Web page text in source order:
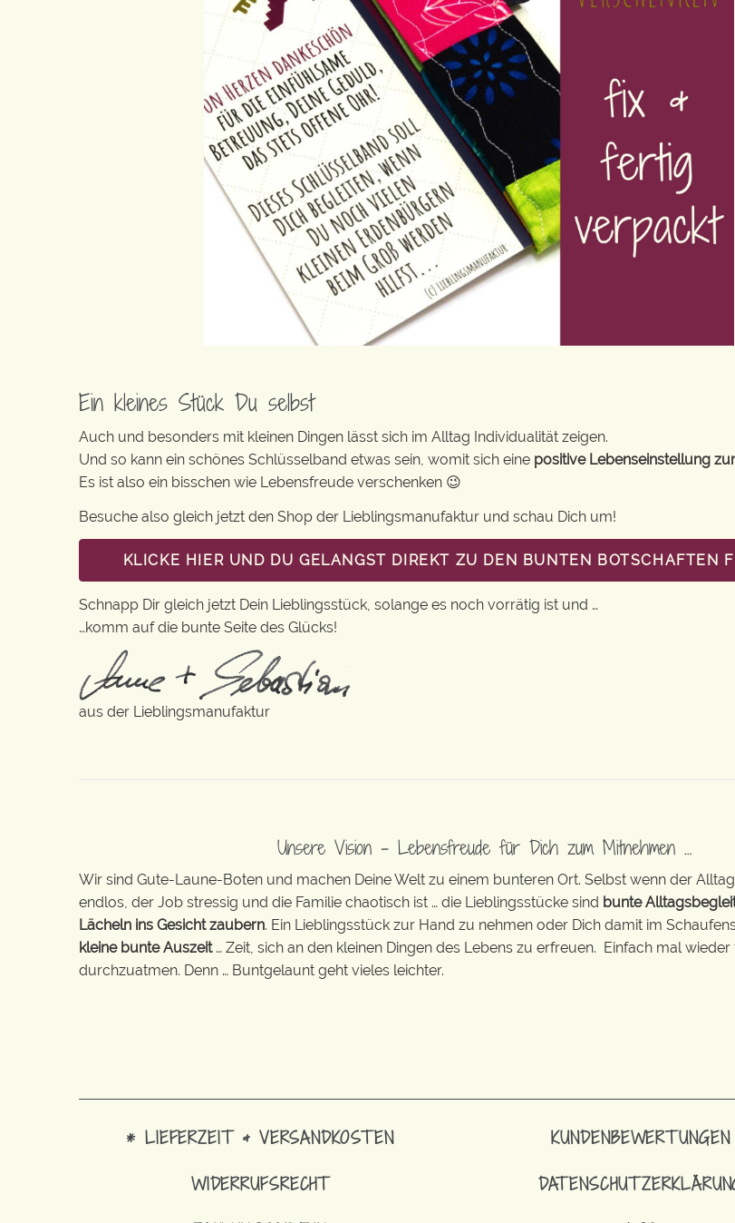
Ein kleines Stück Du selbst
Auch und besonders mit kleinen Dingen lässt sich im Alltag Individualität zeigen.
Und so kann ein schönes Schlüsselband etwas sein, womit sich eine positive Lebenseinstellung
Es ist also ein bisschen wie Lebensfreude verschenken 😉
Besuche also gleich jetzt den Shop der Lieblingsmanufaktur und schau Dich um!
KLICKE HIER UND DU GELANGST DIREKT ZU DEN BUNTEN BOTSCHAFTEN
Schnapp Dir gleich jetzt Dein Lieblingsstück, solange es noch vorrätig ist und …
…komm auf die bunte Seite des Glücks!
aus der Lieblingsmanufaktur
Unsere Vision – Lebensfreude für Dich zum Mitnehmen …
Wir sind Gute-Laune-Boten und machen Deine Welt zu einem bunteren Ort. Selbst wenn der
endlos, der Job stressig und die Familie chaotisch ist … die Lieblingsstücke sind bunte
Lächeln ins Gesicht zaubern. Ein Lieblingsstück zur Hand zu nehmen oder Dich damit im
kleine bunte Auszeit… Zeit, sich an den kleinen Dingen des Lebens zu erfreuen. Einfach mal wieder
durchzuatmen. Denn … Buntgelaunt geht vieles leichter.
* LIEFERZEIT & VERSANDKOSTEN
WIDERRUFSRECHT
KUNDENBEWERTUNGEN